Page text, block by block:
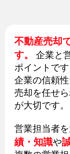
不動産売却
す。
企業と
ポイントです
企業の信頼
売却を任せ
が大切です。
営業担当者
績・知識や